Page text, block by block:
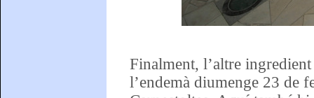
Finalment, l’altre
l’endemà diumenge 23 de